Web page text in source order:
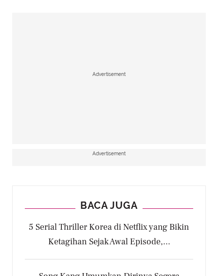
Advertisement
Advertisement
BACA JUGA
5 Serial Thriller Korea di Netflix yang Bikin
Ketagihan Sejak Awal Episode,...